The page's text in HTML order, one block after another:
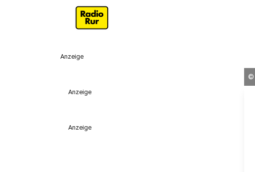
Anzeige
Anzeige
Anzeige
©